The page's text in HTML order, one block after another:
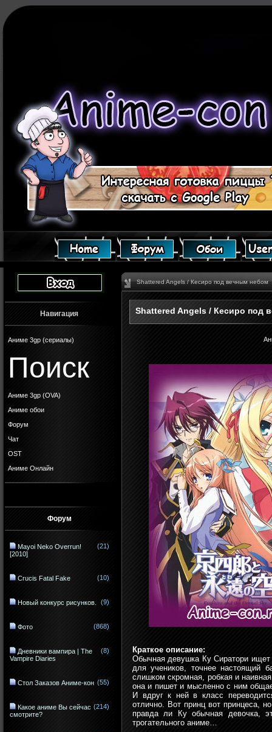
Навигация
Аниме 3gp (сериалы)
Поиск
Аниме 3gp (OVA)
Аниме обои
Форум
Чат
OST
Аниме Онлайн
Форум
Mayoi Neko Overrun!
[2010]
(21)
Crucis Fatal Fake (10)
Новый конкурс рисунков. (9)
Фото (868)
Дневники вампира | The
Vampire Diaries
(8)
Стол Заказов Аниме-кон (55)
Какое аниме Вы сейчас
смотрите?
(214)
Shattered Angels / Кесиро под вечным небом
Shattered Angels / Кесиро под
Краткое описание:
Обычная девушка Ку Сиратори
для учеников, точнее настоящий
слишком скромная, робкая и
она и пишет и мысленно с ним
И вдруг к ней в класс
отлично. Вот принц вот принцеса,
правда ли Ку обычная девочка,
трогательного аниме…